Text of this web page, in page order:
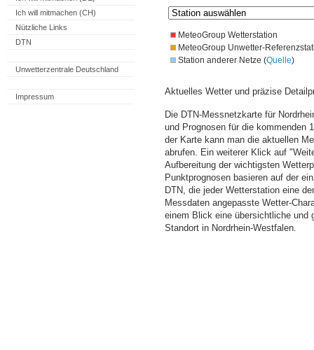
Ich will mitmachen (CH)
Nützliche Links
DTN
Unwetterzentrale Deutschland
Impressum
MeteoGroup Wetterstation
MeteoGroup Unwetter-
Station anderer Netze (Quelle)
Aktuelles Wetter und präzise
Die DTN-Messnetzkarte für
und Prognosen für die kommenden
der Karte kann man die aktuellen
abrufen. Ein weiterer Klick auf
Aufbereitung der wichtigsten
Punktprognosen basieren auf der
DTN, die jeder Wetterstation eine
Messdaten angepasste Wetter-
einem Blick eine übersichtliche und
Standort in Nordrhein-Westfalen.